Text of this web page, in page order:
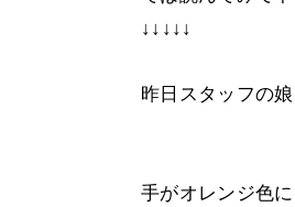
↓↓↓↓↓
昨日スタッフの
手がオレンジ色に